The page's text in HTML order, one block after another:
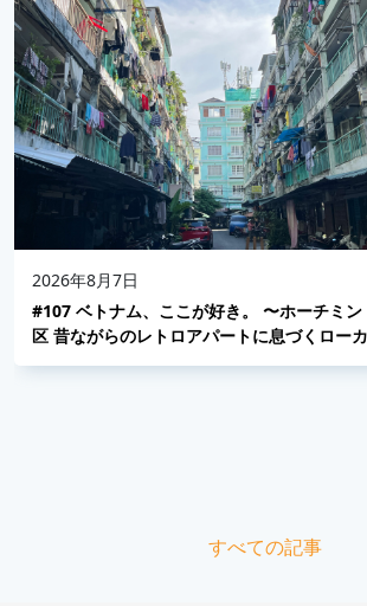
2026年8月7日
#107 ベトナム、ここが好き。 〜ホーチミン
区 昔ながらのレトロアパートに息づくロー
の日常〜
すべての記事